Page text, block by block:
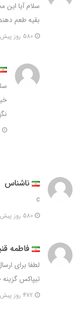
سلام آیا این
بقیه طعم
ناشناس
c
فاطمه
لطفا برای
تیپاکس